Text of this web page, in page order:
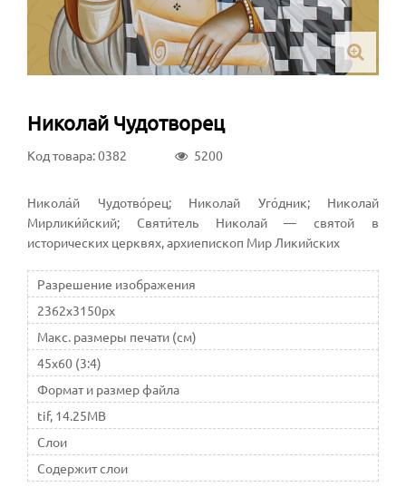
Николай Чудотворец
Код товара: 0382 5200
Никола́й Чудотво́рец; Николай Уго́дник; Николай
Мирлики́йский; Святи́тель Николай — святой в
исторических церквях, архиепископ Мир Ликийских
Разрешение изображения
2362x3150px
Макс. размеры печати (см)
45x60 (3:4)
Формат и размер файла
tif, 14.25MB
Слои
Содержит слои